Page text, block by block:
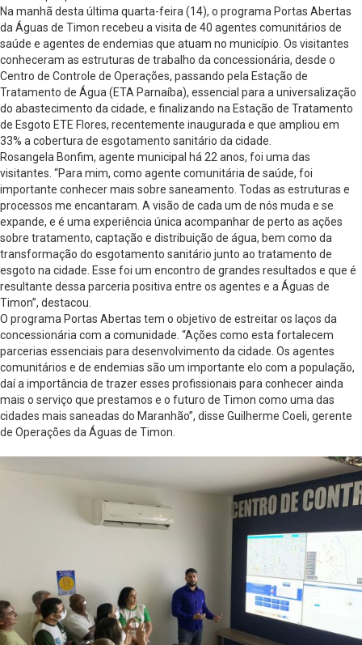
Na manhã desta última quarta-feira (14), o programa Portas Abertas
da Águas de Timon recebeu a visita de 40 agentes comunitários de
saúde e agentes de endemias que atuam no município. Os visitantes
conheceram as estruturas de trabalho da concessionária, desde o
Centro de Controle de Operações, passando pela Estação de
Tratamento de Água (ETA Parnaíba), essencial para a universalização
do abastecimento da cidade, e finalizando na Estação de Tratamento
de Esgoto ETE Flores, recentemente inaugurada e que ampliou em
33% a cobertura de esgotamento sanitário da cidade.
Rosangela Bonfim, agente municipal há 22 anos, foi uma das
visitantes. “Para mim, como agente comunitária de saúde, foi
importante conhecer mais sobre saneamento. Todas as estruturas e
processos me encantaram. A visão de cada um de nós muda e se
expande, e é uma experiência única acompanhar de perto as ações
sobre tratamento, captação e distribuição de água, bem como da
transformação do esgotamento sanitário junto ao tratamento de
esgoto na cidade. Esse foi um encontro de grandes resultados e que é
resultante dessa parceria positiva entre os agentes e a Águas de
Timon”, destacou.
O programa Portas Abertas tem o objetivo de estreitar os laços da
concessionária com a comunidade. “Ações como esta fortalecem
parcerias essenciais para desenvolvimento da cidade. Os agentes
comunitários e de endemias são um importante elo com a população,
daí a importância de trazer esses profissionais para conhecer ainda
mais o serviço que prestamos e o futuro de Timon como uma das
cidades mais saneadas do Maranhão”, disse Guilherme Coeli, gerente
de Operações da Águas de Timon.